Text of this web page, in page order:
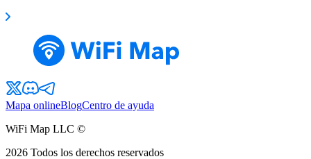
Mapa onlineBlogCentro de ayuda
WiFi Map LLC ©
2026 Todos los derechos reservados